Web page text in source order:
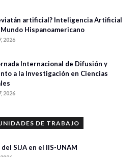
artificial? Inteligencia Artificial
Hispanoamericano
2026
Internacional de Difusión y
a la Investigación en Ciencias
2026
DE TRABAJO
del SIJA en el IIS-UNAM